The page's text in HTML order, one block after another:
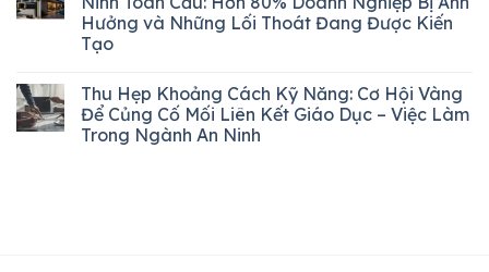
Hưởng và Những Lối Thoát Đang Được Kiến
Tạo
Thu Hẹp Khoảng Cách Kỹ Năng: Cơ Hội Vàng
Để Củng Cố Mối Liên Kết Giáo Dục – Việc Làm
Trong Ngành An Ninh